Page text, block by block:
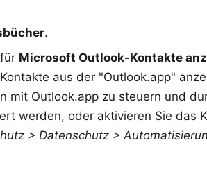
.
Microsoft Outlook-Kontakte
aus der "Outlook.app"
mit Outlook.app zu steuern und
werden, oder aktivieren Sie das
> Datenschutz >